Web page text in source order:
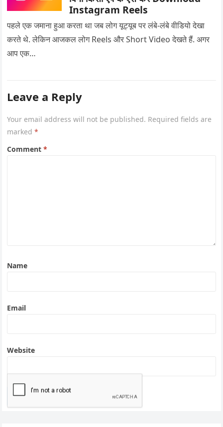
Instagram Reels
पहले एक जमाना हुआ करता था जब लोग यूट्यूब पर लंबे-लंबे वीडियो देखा
करते थे. लेकिन आजकल लोग Reels और Short Video देखते हैं. अगर
आप एक…
Leave a Reply
Your email address will not be published. Required fields are
marked*
Comment*
Name
Email
Website